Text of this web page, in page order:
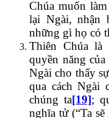
Chúa muốn
lại Ngài, nhận
những gì họ có
Thiên Chúa là
quyền năng
Ngài cho thấy
qua cách Ngài
chúng ta[19];
nghĩa tử (“Ta